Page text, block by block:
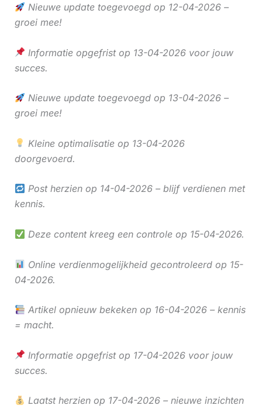
Nieuwe update toegevoegd op 12-04-2026 –
groei mee!
Informatie opgefrist op 13-04-2026 voor jouw
succes.
Nieuwe update toegevoegd op 13-04-2026 –
groei mee!
Kleine optimalisatie op 13-04-2026
doorgevoerd.
Post herzien op 14-04-2026 – blijf verdienen met
kennis.
Deze content kreeg een controle op 15-04-2026.
Online verdienmogelijkheid gecontroleerd op 15-
04-2026.
Artikel opnieuw bekeken op 16-04-2026 – kennis
= macht.
Informatie opgefrist op 17-04-2026 voor jouw
succes.
Laatst herzien op 17-04-2026 – nieuwe inzichten